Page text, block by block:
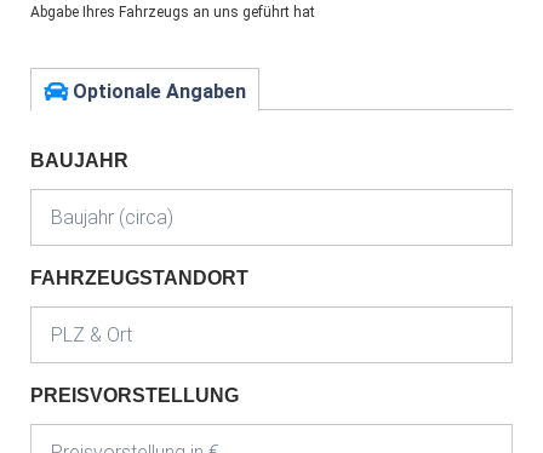
Abgabe Ihres Fahrzeugs an uns geführt hat
Optionale Angaben
BAUJAHR
FAHRZEUGSTANDORT
PREISVORSTELLUNG